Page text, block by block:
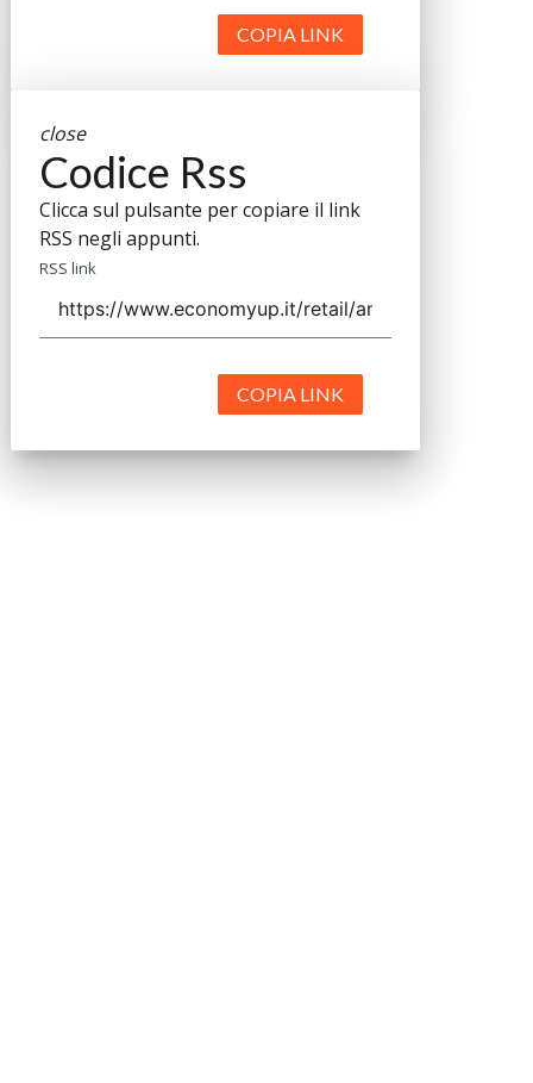
COPIA LINK
close
Codice Rss
Clicca sul pulsante per copiare il link
RSS negli appunti.
RSS link
COPIA LINK